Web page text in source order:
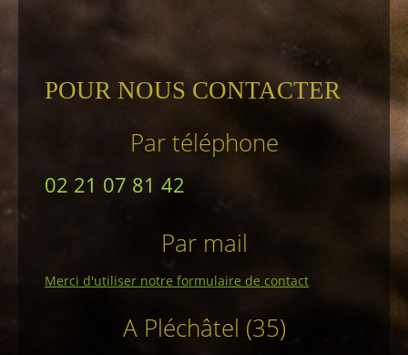
POUR NOUS CONTACTER
Par téléphone
02 21 07 81 42
Par mail
Merci d'utiliser notre formulaire de contact
A Pléchâtel (35)